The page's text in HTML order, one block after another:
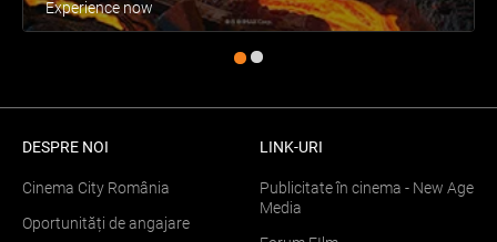
Experience now
DESPRE NOI
Cinema City România
Oportunități de angajare
LINK-URI
Publicitate în cinema - New Age
Media